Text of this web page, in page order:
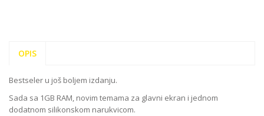
OPIS
Bestseler u još boljem izdanju.
Sada sa 1GB RAM, novim temama za glavni ekran i jednom
dodatnom silikonskom narukvicom.